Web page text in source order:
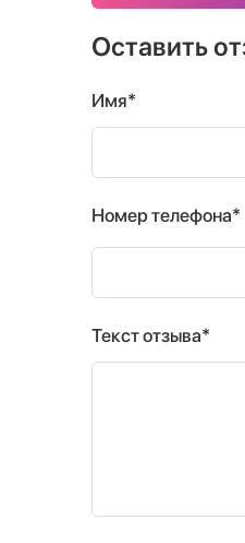
Оставить
Имя*
Номер телефона*
Текст отзыва*